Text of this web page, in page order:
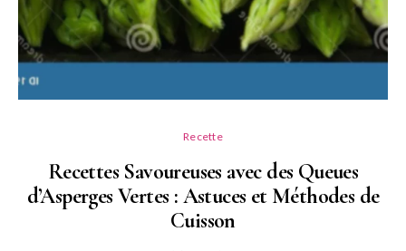
Recette
Recettes Savoureuses avec des Queues
d’Asperges Vertes : Astuces et Méthodes de
Cuisson